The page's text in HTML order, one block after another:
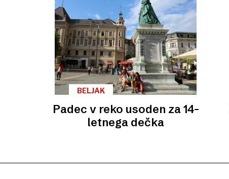
BELJAK
Padec v reko usoden za 14-
letnega dečka